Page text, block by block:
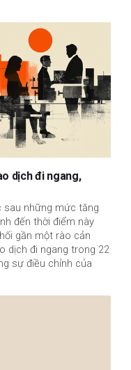
dịch đi ngang,
sau những mức tăng
đến thời điểm này
gần một rào cản
dịch đi ngang trong 22
sự điều chỉnh của